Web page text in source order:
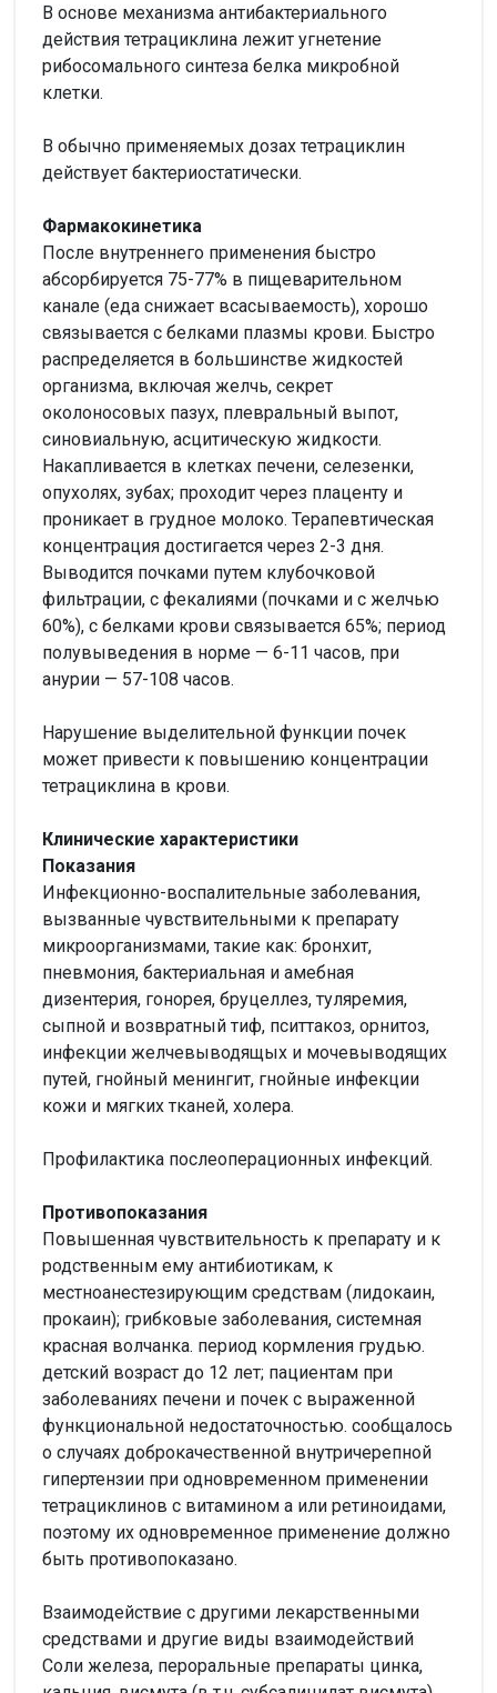
В основе механизма антибактериального
действия тетрациклина лежит угнетение
рибосомального синтеза белка микробной
клетки.
В обычно применяемых дозах тетрациклин
действует бактериостатически.
Фармакокинетика
После внутреннего применения быстро
абсорбируется 75-77% в пищеварительном
канале (еда снижает всасываемость), хорошо
связывается с белками плазмы крови. Быстро
распределяется в большинстве жидкостей
организма, включая желчь, секрет
околоносовых пазух, плевральный выпот,
синовиальную, асцитическую жидкости.
Накапливается в клетках печени, селезенки,
опухолях, зубах; проходит через плаценту и
проникает в грудное молоко. Терапевтическая
концентрация достигается через 2-3 дня.
Выводится почками путем клубочковой
фильтрации, с фекалиями (почками и с желчью
60%), с белками крови связывается 65%; период
полувыведения в норме — 6-11 часов, при
анурии — 57-108 часов.
Нарушение выделительной функции почек
может привести к повышению концентрации
тетрациклина в крови.
Клинические характеристики
Показания
Инфекционно-воспалительные заболевания,
вызванные чувствительными к препарату
микроорганизмами, такие как: бронхит,
пневмония, бактериальная и амебная
дизентерия, гонорея, бруцеллез, туляремия,
сыпной и возвратный тиф, пситтакоз, орнитоз,
инфекции желчевыводящых и мочевыводящих
путей, гнойный менингит, гнойные инфекции
кожи и мягких тканей, холера.
Профилактика послеоперационных инфекций.
Противопоказания
Повышенная чувствительность к препарату и к
родственным ему антибиотикам, к
местноанестезирующим средствам (лидокаин,
прокаин); грибковые заболевания, системная
красная волчанка. период кормления грудью.
детский возраст до 12 лет; пациентам при
заболеваниях печени и почек с выраженной
функциональной недостаточностью. сообщалось
о случаях доброкачественной внутричерепной
гипертензии при одновременном применении
тетрациклинов с витамином а или ретиноидами,
поэтому их одновременное применение должно
быть противопоказано.
Взаимодействие с другими лекарственными
средствами и другие виды взаимодействий
Соли железа, пероральные препараты цинка,